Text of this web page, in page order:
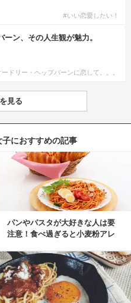
#いい恋愛したい！
ン、その人生観が魅力。
ードリー・ヘップバーンに恋して。。。
見る
におすすめの記事
パンやパスタが大好きな人は要
注意！食べ過ぎると小麦粉アレ